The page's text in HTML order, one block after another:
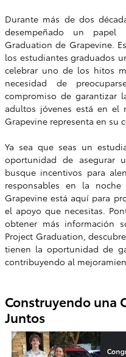
Durante más de dos
desempeñado un papel
Graduation de Grapevine.
los estudiantes graduados
celebrar uno de los hitos
necesidad de
compromiso de garantizar
adultos jóvenes está en el
Grapevine representa en su
Ya sea que seas un
oportunidad de
busque incentivos para
responsables en la
Grapevine está aquí para
el apoyo que necesitas.
obtener más información
Project Graduation,
tienen la oportunidad de
contribuyendo al
Construyendo una
Juntos